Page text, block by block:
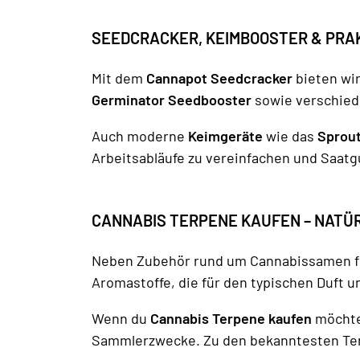
SEEDCRACKER, KEIMBOOSTER &
Mit dem Cannapot Seedcracker bieten
Germinator Seedbooster sowie
Auch moderne Keimgeräte wie das
Arbeitsabläufe zu vereinfachen und
CANNABIS TERPENE KAUFEN –
Neben Zubehör rund um
Aromastoffe, die für den typischen Duft
Wenn du Cannabis Terpene kaufen
Sammlerzwecke. Zu den bekanntesten